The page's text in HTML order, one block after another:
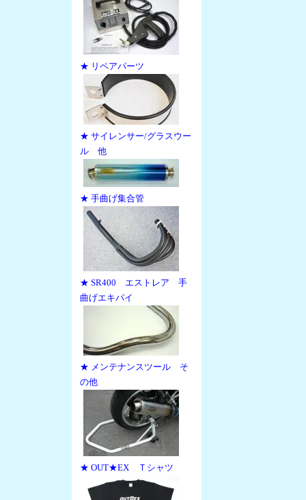
★ リペアパーツ
★ サイレンサー/グラスウー
ル 他
★ 手曲げ集合管
★ SR400 エストレア 手
曲げエキパイ
★ メンテナンスツール そ
の他
★ OUT★EX Ｔシャツ